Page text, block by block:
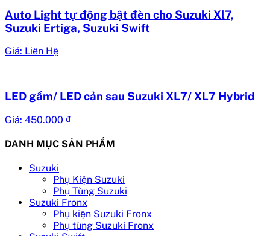
Auto Light tự động bật đèn cho Suzuki Xl7,
Suzuki Ertiga, Suzuki Swift
Giá: Liên Hệ
LED gầm/ LED cản sau Suzuki XL7/ XL7 Hybrid
Giá: 450.000 ₫
DANH MỤC SẢN PHẨM
Suzuki
Phụ Kiện Suzuki
Phụ Tùng Suzuki
Suzuki Fronx
Phụ kiện Suzuki Fronx
Phụ tùng Suzuki Fronx